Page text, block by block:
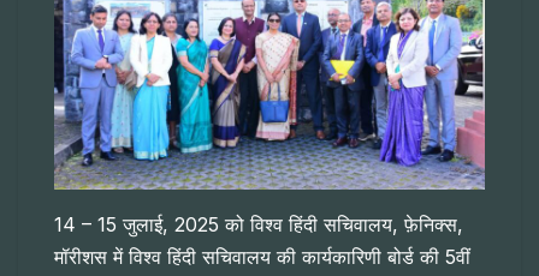
14 – 15 जुलाई, 2025 को विश्व हिंदी सचिवालय, फ़ेनिक्स,
मॉरीशस में विश्व हिंदी सचिवालय की कार्यकारिणी बोर्ड की 5वीं